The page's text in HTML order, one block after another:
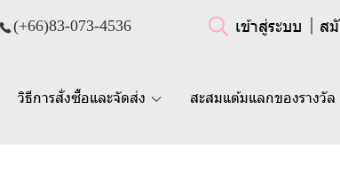
(+66)83-073-4536 เข้าสู่ระบบ ส
วิธีการสั่งซื้อและจัดส่ง สะสมแต้มแลกของรางวัล